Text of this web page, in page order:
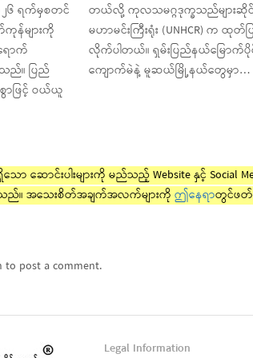
၆ ရက်မှစတင်
ကုန်များကို
ောက်
ည်။ ပြည်
ာဖြင့် ဝယ်ယူ
တယ်လို့ ကုလသမဂ္ဂဒုက္ခသည်များဆို
မဟာမင်းကြီးရုံး (UNHCR) က ထုတ်ပ
လိုက်ပါတယ်။ ရှမ်းပြည်နယ်မြောက်ပို
ကျောက်မဲနဲ့ မူဆယ်မြို့နယ်တွေမှာ…
သော ဆောင်းပါးများကို မည်သည့် Website နှင့် Social
သည်။ အသေးစိတ်အချက်အလက်များကို ဤနေရာတွင်ဖတ်
to post a comment.
Legal Information